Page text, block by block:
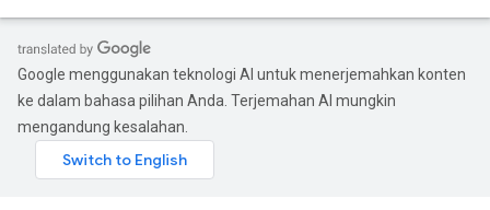
Google menggunakan teknologi AI untuk menerjemahkan konten
ke dalam bahasa pilihan Anda. Terjemahan AI mungkin
mengandung kesalahan.